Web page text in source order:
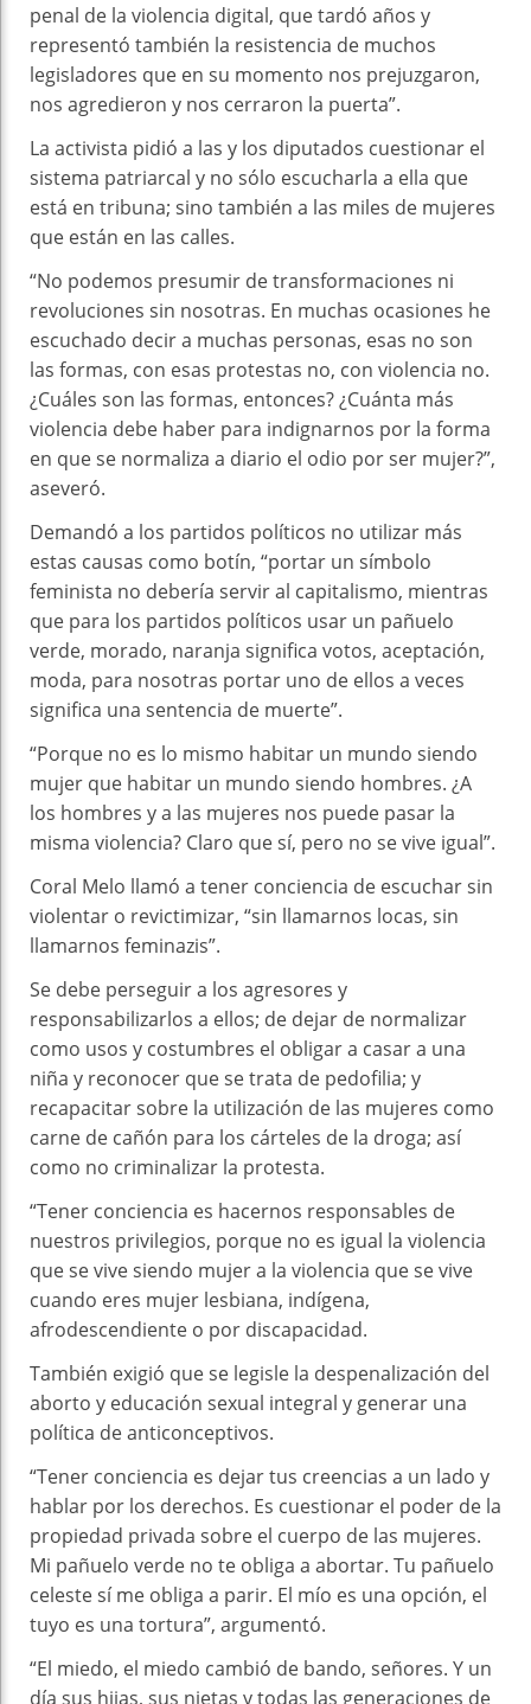
penal de la violencia digital, que tardó años y
representó también la resistencia de muchos
legisladores que en su momento nos prejuzgaron,
nos agredieron y nos cerraron la puerta”.
La activista pidió a las y los diputados cuestionar el
sistema patriarcal y no sólo escucharla a ella que
está en tribuna; sino también a las miles de mujeres
que están en las calles.
“No podemos presumir de transformaciones ni
revoluciones sin nosotras. En muchas ocasiones he
escuchado decir a muchas personas, esas no son
las formas, con esas protestas no, con violencia no.
¿Cuáles son las formas, entonces? ¿Cuánta más
violencia debe haber para indignarnos por la forma
en que se normaliza a diario el odio por ser mujer?”,
aseveró.
Demandó a los partidos políticos no utilizar más
estas causas como botín, “portar un símbolo
feminista no debería servir al capitalismo, mientras
que para los partidos políticos usar un pañuelo
verde, morado, naranja significa votos, aceptación,
moda, para nosotras portar uno de ellos a veces
significa una sentencia de muerte”.
“Porque no es lo mismo habitar un mundo siendo
mujer que habitar un mundo siendo hombres. ¿A
los hombres y a las mujeres nos puede pasar la
misma violencia? Claro que sí, pero no se vive igual”.
Coral Melo llamó a tener conciencia de escuchar sin
violentar o revictimizar, “sin llamarnos locas, sin
llamarnos feminazis”.
Se debe perseguir a los agresores y
responsabilizarlos a ellos; de dejar de normalizar
como usos y costumbres el obligar a casar a una
niña y reconocer que se trata de pedofilia; y
recapacitar sobre la utilización de las mujeres como
carne de cañón para los cárteles de la droga; así
como no criminalizar la protesta.
“Tener conciencia es hacernos responsables de
nuestros privilegios, porque no es igual la violencia
que se vive siendo mujer a la violencia que se vive
cuando eres mujer lesbiana, indígena,
afrodescendiente o por discapacidad.
También exigió que se legisle la despenalización del
aborto y educación sexual integral y generar una
política de anticonceptivos.
“Tener conciencia es dejar tus creencias a un lado y
hablar por los derechos. Es cuestionar el poder de la
propiedad privada sobre el cuerpo de las mujeres.
Mi pañuelo verde no te obliga a abortar. Tu pañuelo
celeste sí me obliga a parir. El mío es una opción, el
tuyo es una tortura”, argumentó.
“El miedo, el miedo cambió de bando, señores. Y un
día sus hijas, sus nietas y todas las generaciones de